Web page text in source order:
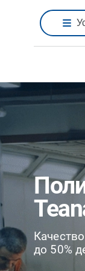
до 50%